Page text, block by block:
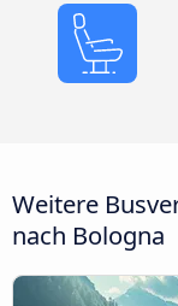
Weitere
nach Bologna